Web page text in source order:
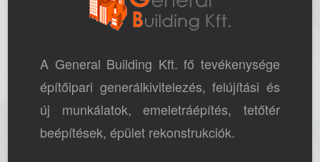
A General Building Kft. fő tevékenysége
építőipari generálkivitelezés, felújítási és
új munkálatok, emeletráépítés, tetőtér
beépítések, épület rekonstrukciók.